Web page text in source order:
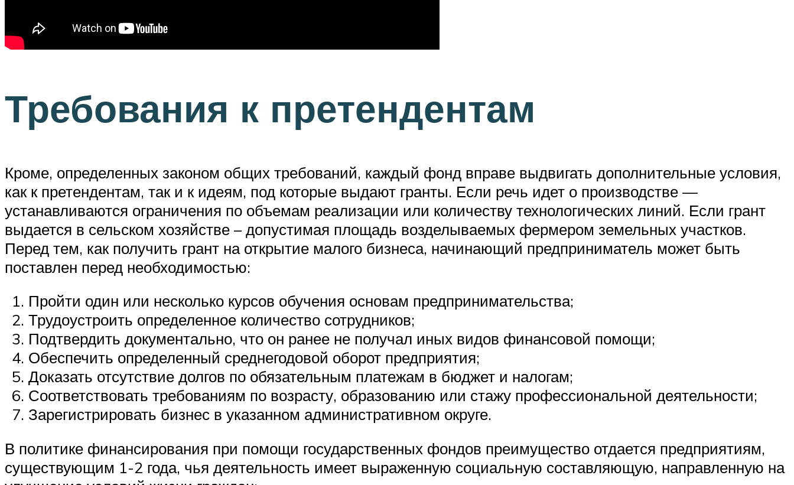
Требования к претендентам
Кроме, определенных законом общих требований, каждый фонд вправе выдвигать дополнительные условия,
как к претендентам, так и к идеям, под которые выдают гранты. Если речь идет о производстве —
устанавливаются ограничения по объемам реализации или количеству технологических линий. Если грант
выдается в сельском хозяйстве – допустимая площадь возделываемых фермером земельных участков.
Перед тем, как получить грант на открытие малого бизнеса, начинающий предприниматель может быть
поставлен перед необходимостью:
Пройти один или несколько курсов обучения основам предпринимательства;
Трудоустроить определенное количество сотрудников;
Подтвердить документально, что он ранее не получал иных видов финансовой помощи;
Обеспечить определенный среднегодовой оборот предприятия;
Доказать отсутствие долгов по обязательным платежам в бюджет и налогам;
Соответствовать требованиям по возрасту, образованию или стажу профессиональной деятельности;
Зарегистрировать бизнес в указанном административном округе.
В политике финансирования при помощи государственных фондов преимущество отдается предприятиям,
существующим 1-2 года, чья деятельность имеет выраженную социальную составляющую, направленную на